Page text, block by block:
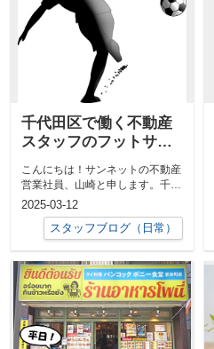
千代田区で働く不動産
スタッフのフットサル
こんにちは！サンネットの不動産
営業社員、山崎と申します。千代
田区で不動産の仕事をしながら、
フットサル...
2025-03-12
スタッフブログ（日常）